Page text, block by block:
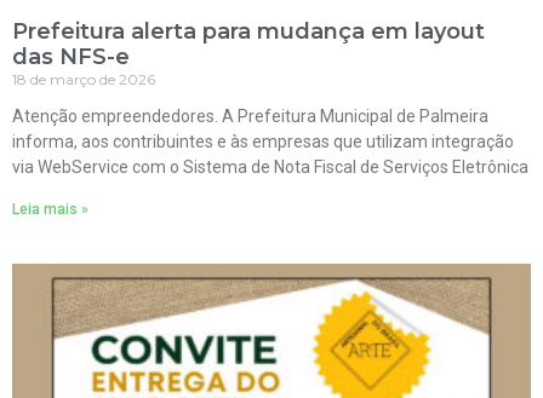
Prefeitura alerta para mudança em layout
das NFS-e
18 de março de 2026
Atenção empreendedores. A Prefeitura Municipal de Palmeira
informa, aos contribuintes e às empresas que utilizam integração
via WebService com o Sistema de Nota Fiscal de Serviços Eletrônica
Leia mais »